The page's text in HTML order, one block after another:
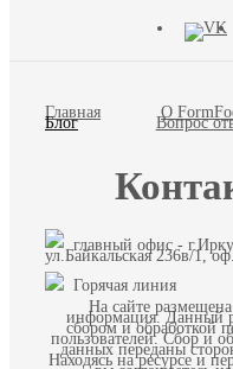
Главная О
Блог Вопрос
главный офис -
ул.Байкальская 236в/1,
Горячая линия
На сайте
информация. Данный
сбором и обработкой
пользователей. Сбор и
данных переданы
Находясь на ресурсе и